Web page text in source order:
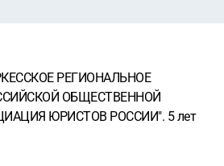
РЕГИОНАЛЬНОЕ
ОБЩЕСТВЕННОЙ
ЮРИСТОВ РОССИИ". 5 лет